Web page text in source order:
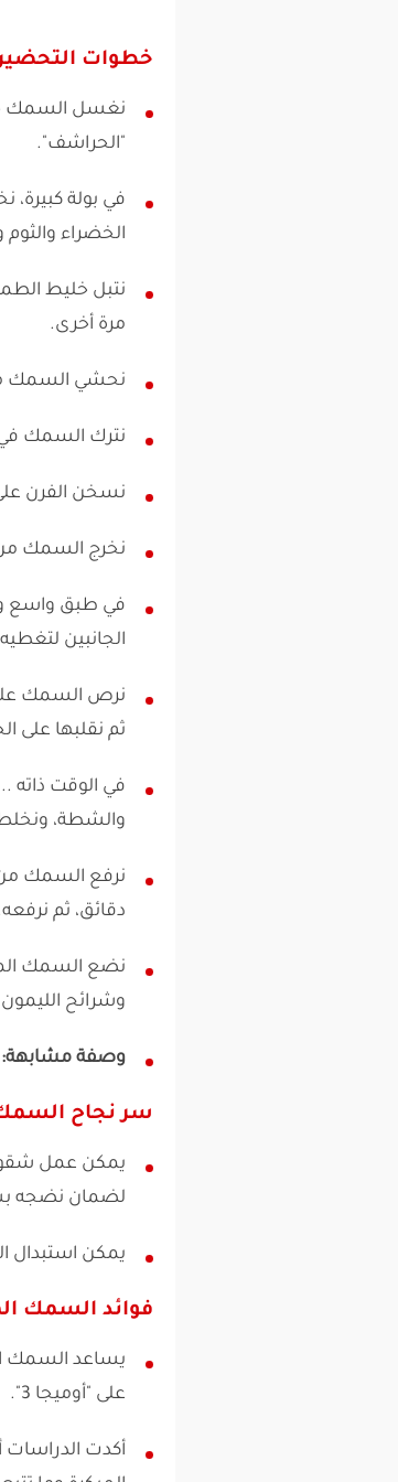
خطوات
نغسل السمك
"الحراشف".
في بولة كبيرة،
الخضراء
نتبل خليط
مرة أخرى.
نحشي السمك من
نترك السمك في
نسخن الفرن على درجة
نخرج السمك من
في طبق واسع
الجانبين
ثم نقلبها على
في الوقت ذاته
والشطة،
دقائق، ثم
نضع السمك
وشرائح
وصفة مشابهة:
سر نجاح
يمكن عمل
لضمان نضجه
يمكن استبدال
فوائد السمك
يساعد السمك
على "أوميجا 3".
أكدت الدراسات